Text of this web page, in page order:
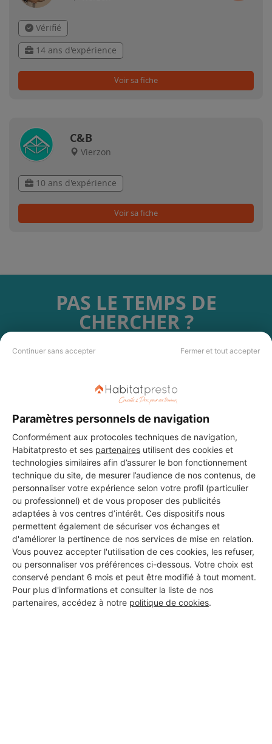
Continuer sans accepter Fermer et tout accepter
Paramètres personnels de navigation
Conformément aux protocoles techniques de navigation,
Habitatpresto et ses partenaires utilisent des cookies et
technologies similaires afin d’assurer le bon fonctionnement
technique du site, de mesurer l’audience de nos contenus, de
personnaliser votre expérience selon votre profil (particulier
ou professionnel) et de vous proposer des publicités
adaptées à vos centres d’intérêt. Ces dispositifs nous
permettent également de sécuriser vos échanges et
d'améliorer la pertinence de nos services de mise en relation.
Vous pouvez accepter l'utilisation de ces cookies, les refuser,
ou personnaliser vos préférences ci-dessous. Votre choix est
conservé pendant 6 mois et peut être modifié à tout moment.
Pour plus d'informations et consulter la liste de nos
partenaires, accédez à notre politique de cookies.
Vérifié
14 ans d'expérience
Voir sa fiche
C&B
Vierzon
10 ans d'expérience
Voir sa fiche
PAS LE TEMPS DE
CHERCHER ?
Vous souhaitez réaliser des travaux et ne savez quel professionnel
DEMANDER UN DEVIS